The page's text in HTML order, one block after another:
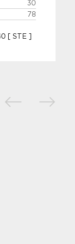
30
78
[ STE ]